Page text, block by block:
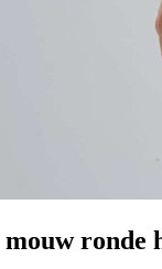
ronde